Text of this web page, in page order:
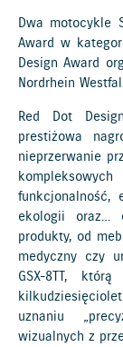
Dwa motocykle
Award w
Design Award
Nordrhein
Red Dot
prestiżowa
nieprzerwanie
funkcjonalność,
ekologii oraz…
produkty, od
medyczny czy
GSX-8TT,
uznaniu
wizualnych z